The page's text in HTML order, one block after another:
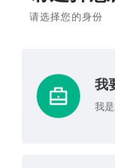
请选择您的身份
我
我